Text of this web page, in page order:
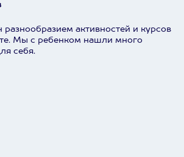
разнообразием активностей и курсов
Мы с ребенком нашли много
себя.